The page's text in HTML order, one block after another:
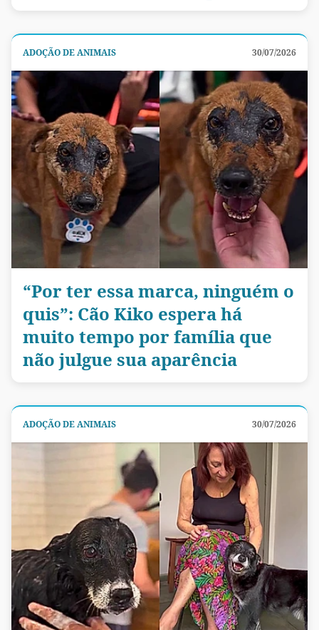
ADOÇÃO DE ANIMAIS 30/07/2026
“Por ter essa marca, ninguém o
quis”: Cão Kiko espera há
muito tempo por família que
não julgue sua aparência
ADOÇÃO DE ANIMAIS 30/07/2026